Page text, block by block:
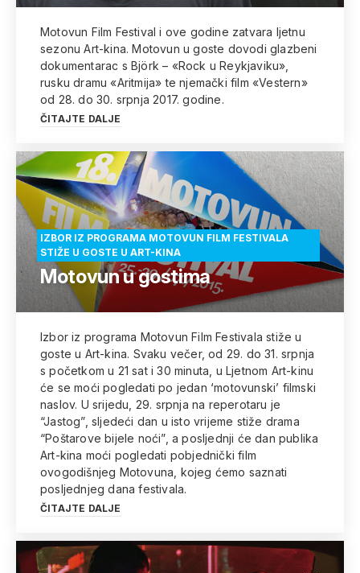
Motovun Film Festival i ove godine zatvara ljetnu
sezonu Art-kina. Motovun u goste dovodi glazbeni
dokumentarac s Björk – «Rock u Reykjaviku»,
rusku dramu «Aritmija» te njemački film «Vestern»
od 28. do 30. srpnja 2017. godine.
ČITAJTE DALJE
IZBOR IZ PROGRAMA MOTOVUN FILM FESTIVALA
STIŽE U GOSTE U ART-KINA
Motovun u gostima
Izbor iz programa Motovun Film Festivala stiže u
goste u Art-kina. Svaku večer, od 29. do 31. srpnja
s početkom u 21 sat i 30 minuta, u Ljetnom Art-kinu
će se moći pogledati po jedan ‘motovunski’ filmski
naslov. U srijedu, 29. srpnja na reperotaru je
“Jastog”, sljedeći dan u isto vrijeme stiže drama
“Poštarove bijele noći”, a posljednji će dan publika
Art-kina moći pogledati pobjednički film
ovogodišnjeg Motovuna, kojeg ćemo saznati
posljednjeg dana festivala.
ČITAJTE DALJE